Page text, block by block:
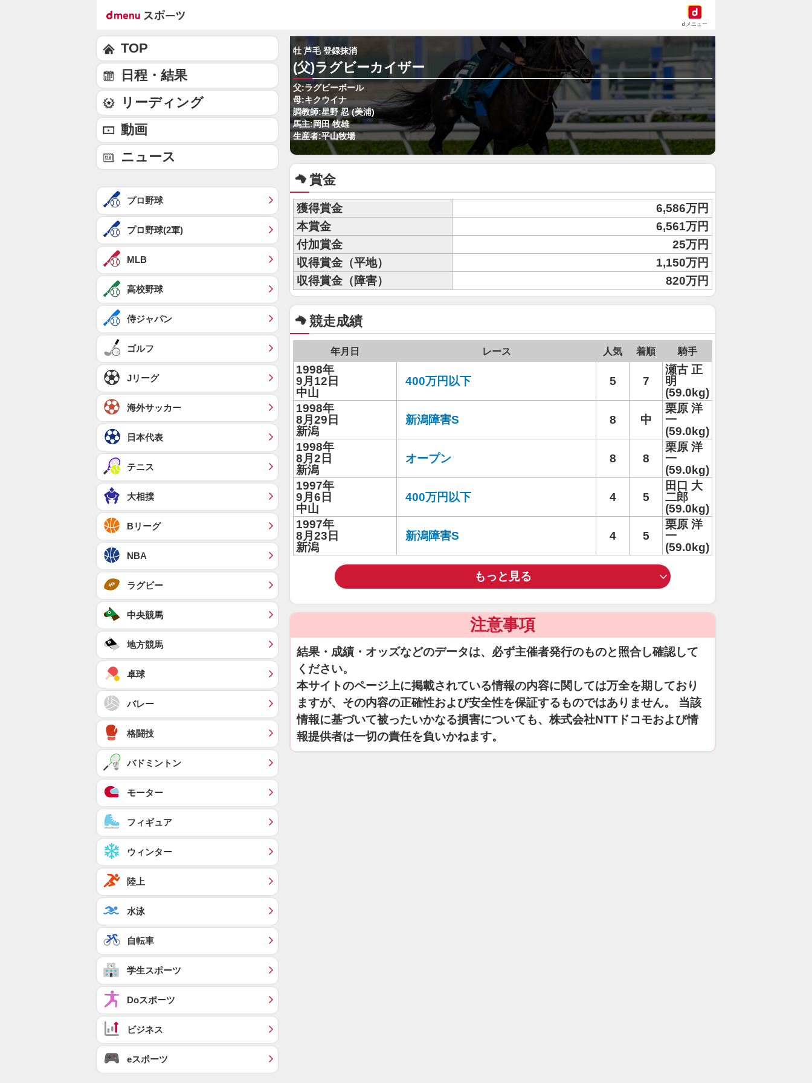
dメニュー
牡 芦毛 登録抹消
(父)ラグビーカイザー
父:ラグビーボール
母:キクウイナ
調教師:星野 忍 (美浦)
馬主:岡田 牧雄
生産者:平山牧場
賞金
獲得賞金
6,586万円
本賞金
6,561万円
付加賞金
25万円
収得賞金（平地）
1,150万円
収得賞金（障害）
820万円
競走成績
年月日 レース 人気 着順 騎手
1998年
9月12日
中山
400万円以下 5 7
瀬古 正
明
(59.0kg)
1998年
8月29日
新潟
新潟障害S 8 中
栗原 洋
一
(59.0kg)
1998年
8月2日
新潟
オープン 8 8
栗原 洋
一
(59.0kg)
1997年
9月6日
中山
400万円以下 4 5
田口 大
二郎
(59.0kg)
1997年
8月23日
新潟
新潟障害S 4 5
栗原 洋
一
(59.0kg)
もっと見る
注意事項
結果・成績・オッズなどのデータは、必ず主催者発行のものと照合し確認して
ください。
本サイトのページ上に掲載されている情報の内容に関しては万全を期しており
ますが、その内容の正確性および安全性を保証するものではありません。 当該
情報に基づいて被ったいかなる損害についても、株式会社NTTドコモおよび情
報提供者は一切の責任を負いかねます。
TOP
日程・結果
リーディング
動画
ニュース
プロ野球
プロ野球(2軍)
MLB
高校野球
侍ジャパン
ゴルフ
Jリーグ
海外サッカー
日本代表
テニス
大相撲
Bリーグ
NBA
ラグビー
中央競馬
地方競馬
卓球
バレー
格闘技
バドミントン
モーター
フィギュア
ウィンター
陸上
水泳
自転車
学生スポーツ
Doスポーツ
ビジネス
eスポーツ